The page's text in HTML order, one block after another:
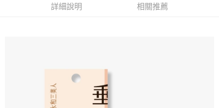
５．嚴禁一人註冊多個帳號或使用他人資訊註冊。若發現惡意使用之情形，
每筆NT$80，滿NT$290(含以上)免運費
詳細說明 相關推薦